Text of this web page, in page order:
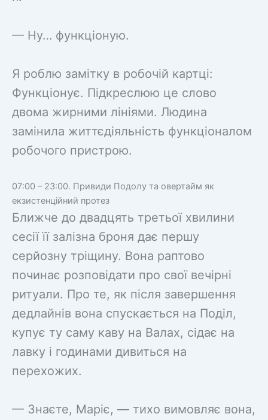
— Ну… функціоную.
Я роблю замітку в робочій картці:
Функціонує. Підкреслюю це слово
двома жирними лініями. Людина
замінила життєдіяльність функціоналом
робочого пристрою.
07:00 – 23:00. Привиди Подолу та овертайм як
екзистенційний протез
Ближче до двадцять третьої хвилини
сесії її залізна броня дає першу
серйозну тріщину. Вона раптово
починає розповідати про свої вечірні
ритуали. Про те, як після завершення
дедлайнів вона спускається на Поділ,
купує ту саму каву на Валах, сідає на
лавку і годинами дивиться на
перехожих.
— Знаєте, Маріє, — тихо вимовляє вона,